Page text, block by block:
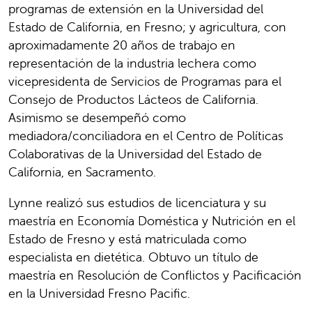
programas de extensión en la Universidad del
Estado de California, en Fresno; y agricultura, con
aproximadamente 20 años de trabajo en
representación de la industria lechera como
vicepresidenta de Servicios de Programas para el
Consejo de Productos Lácteos de California.
Asimismo se desempeñó como
mediadora/conciliadora en el Centro de Políticas
Colaborativas de la Universidad del Estado de
California, en Sacramento.
Lynne realizó sus estudios de licenciatura y su
maestría en Economía Doméstica y Nutrición en el
Estado de Fresno y está matriculada como
especialista en dietética. Obtuvo un título de
maestría en Resolución de Conflictos y Pacificación
en la Universidad Fresno Pacific.